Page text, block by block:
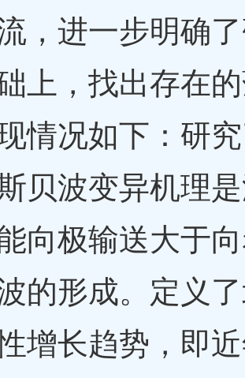
，进一步明确
上，找出存在
情况如下：研
贝波变异机理
向极输送大于
的形成。定义
增长趋势，即